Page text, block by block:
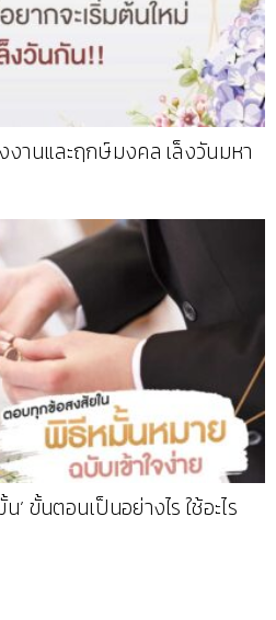
านและฤกษ์มงคล เล็งวันมหา
ขั้นตอนเป็นอย่างไร ใช้อะไร